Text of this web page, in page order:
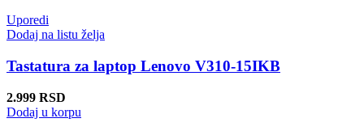
Uporedi
Dodaj na listu želja
Tastatura za laptop Lenovo V310-15IKB
2.999 RSD
Dodaj u korpu